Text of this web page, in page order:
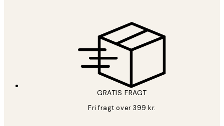
GRATIS FRAGT
Fri fragt over 399 kr.